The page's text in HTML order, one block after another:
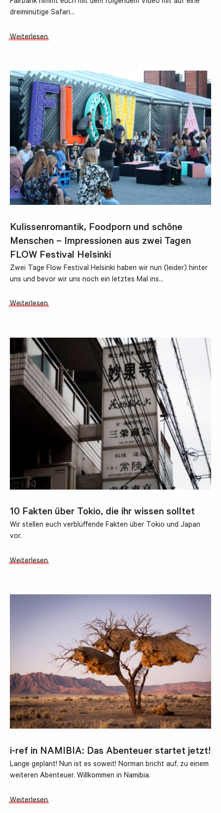
Fairbank nimmt euch mit dem folgendem Video mit auf eine
dreiminütige Safari…
Weiterlesen
Kulissenromantik, Foodporn und schöne
Menschen – Impressionen aus zwei Tagen
FLOW Festival Helsinki
Zwei Tage Flow Festival Helsinki haben wir nun (leider) hinter
uns und bevor wir uns noch ein letztes Mal ins…
Weiterlesen
10 Fakten über Tokio, die ihr wissen solltet
Wir stellen euch verblüffende Fakten über Tokio und Japan
vor.
Weiterlesen
i-ref in NAMIBIA: Das Abenteuer startet jetzt!
Lange geplant! Nun ist es soweit! Norman bricht auf, zu einem
weiteren Abenteuer. Willkommen in Namibia.
Weiterlesen